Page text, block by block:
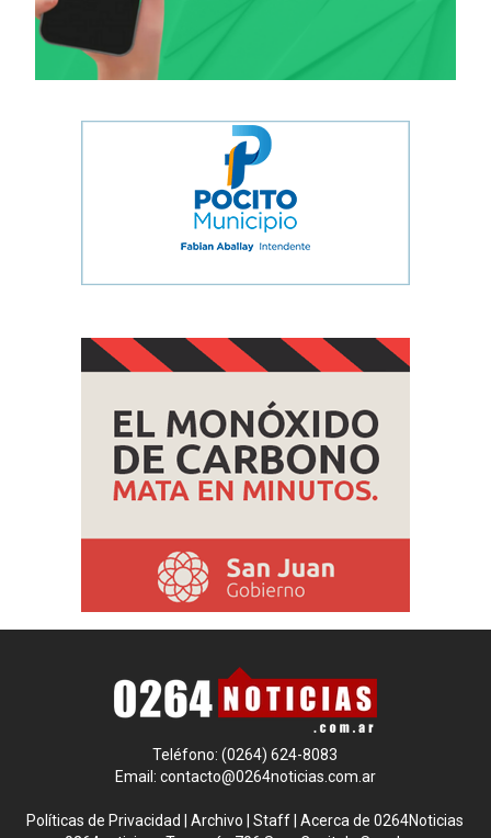
Teléfono: (0264) 624-8083
Email: contacto@0264noticias.com.ar
Políticas de Privacidad |Archivo |Staff |Acerca de 0264Noticias